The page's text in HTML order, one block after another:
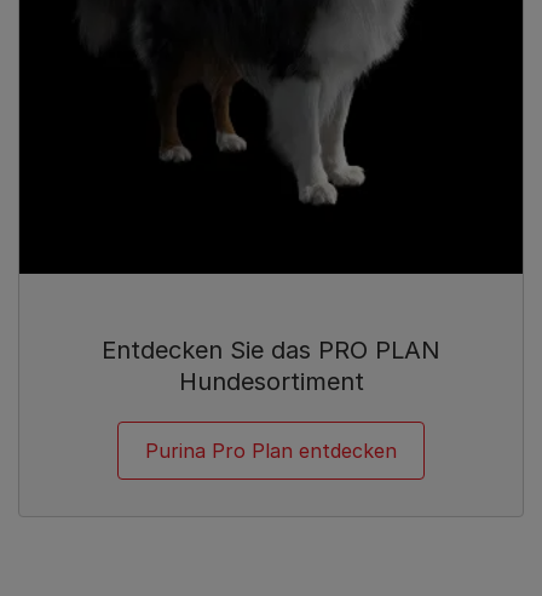
Entdecken Sie das PRO PLAN
Hundesortiment
Purina Pro Plan entdecken